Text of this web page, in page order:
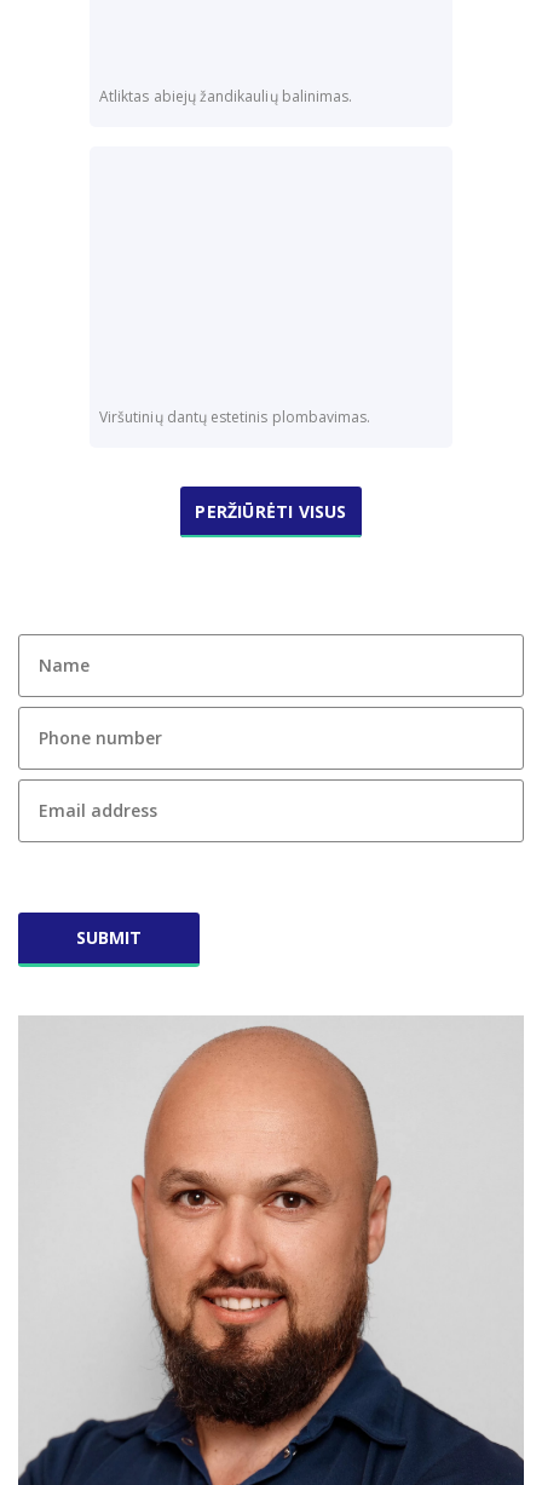
Atliktas abiejų žandikaulių balinimas.
Viršutinių dantų estetinis plombavimas.
PERŽIŪRĖTI VISUS